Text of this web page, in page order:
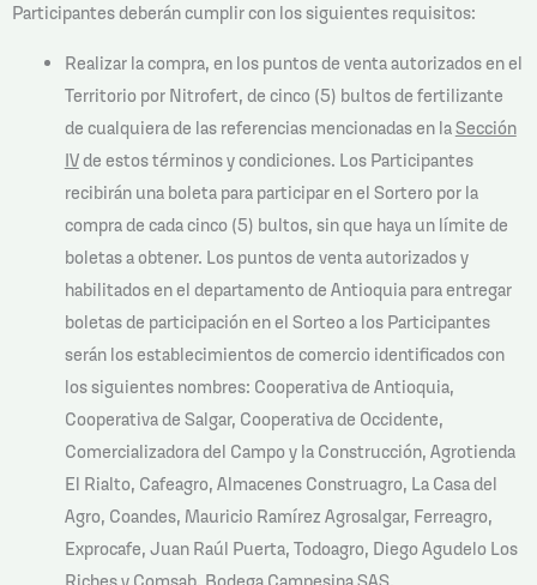
Participantes deberán cumplir con los siguientes requisitos:
Realizar la compra, en los puntos de venta autorizados en el
Territorio por Nitrofert, de cinco (5) bultos de fertilizante
de cualquiera de las referencias mencionadas en laSección
IVde estos términos y condiciones. Los Participantes
recibirán una boleta para participar en el Sortero por la
compra de cada cinco (5) bultos, sin que haya un límite de
boletas a obtener. Los puntos de venta autorizados y
habilitados en el departamento de Antioquia para entregar
boletas de participación en el Sorteo a los Participantes
serán los establecimientos de comercio identificados con
los siguientes nombres: Cooperativa de Antioquia,
Cooperativa de Salgar, Cooperativa de Occidente,
Comercializadora del Campo y la Construcción, Agrotienda
El Rialto, Cafeagro, Almacenes Construagro, La Casa del
Agro, Coandes, Mauricio Ramírez Agrosalgar, Ferreagro,
Exprocafe, Juan Raúl Puerta, Todoagro, Diego Agudelo Los